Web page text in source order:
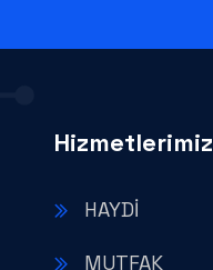
Hizmetlerimiz
HAYDİ
MUTFAK